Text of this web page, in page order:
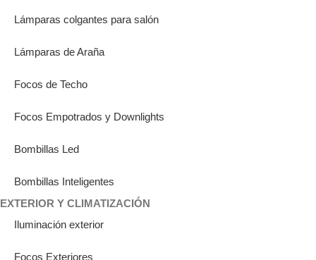
Lámparas colgantes para salón
Lámparas de Araña
Focos de Techo
Focos Empotrados y Downlights
Bombillas Led
Bombillas Inteligentes
EXTERIOR Y CLIMATIZACIÓN
Iluminación exterior
Focos Exteriores